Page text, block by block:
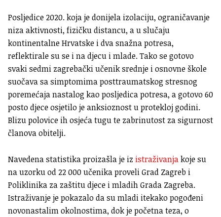
Posljedice 2020. koja je donijela izolaciju, ograničavanje
niza aktivnosti, fizičku distancu, a u slučaju
kontinentalne Hrvatske i dva snažna potresa,
reflektirale su se i na djecu i mlade.Tako se gotovo
svaki sedmi zagrebački učenik srednje i osnovne škole
suočava sa simptomima posttraumatskog stresnog
poremećaja nastalog kao posljedica potresa, a gotovo 60
posto djece osjetilo je anksioznost u protekloj godini.
Blizu polovice ih osjeća tugu te zabrinutost za sigurnost
članova obitelji.
Navedena statistika proizašla je iz istraživanjakoje su
na uzorku od 22 000 učenika proveli Grad Zagreb i
Poliklinika za zaštitu djece i mladih Grada Zagreba.
Istraživanje je pokazalo da su mladi itekako pogođeni
novonastalim okolnostima, dok je početna teza, o